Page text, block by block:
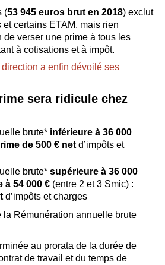
(53 945 euros brut en 2018) exclut
et certains ETAM, mais rien
de verser une prime à tous les
à cotisations et à impôt.
direction a enfin dévoilé ses
sera ridicule chez
brute* inférieure à 36 000
de 500 € net d’impôts et
brute* supérieure à 36 000
à 54 000 € (entre 2 et 3 Smic) :
d’impôts et charges
Rémunération annuelle brute
au prorata de la durée de
de travail et du temps de